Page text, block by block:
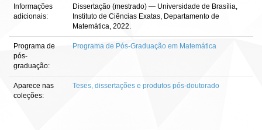
Informações
adicionais:
Dissertação (mestrado) — Universidade de Brasília,
Instituto de Ciências Exatas, Departamento de
Matemática, 2022.
Programa de
pós-
graduação:
Programa de Pós-Graduação em Matemática
Aparece nas
coleções:
Teses, dissertações e produtos pós-doutorado